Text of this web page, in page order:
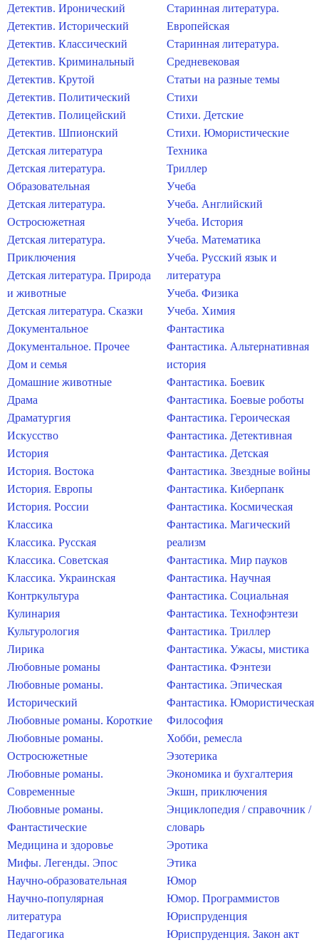
Детектив. Иронический
Детектив. Исторический
Детектив. Классический
Детектив. Криминальный
Детектив. Крутой
Детектив. Политический
Детектив. Полицейский
Детектив. Шпионский
Детская литература
Детская литература.
Образовательная
Детская литература.
Остросюжетная
Детская литература.
Приключения
Детская литература. Природа
и животные
Детская литература. Сказки
Документальное
Документальное. Прочее
Дом и семья
Домашние животные
Драма
Драматургия
Искусство
История
История. Востока
История. Европы
История. России
Классика
Классика. Русская
Классика. Советская
Классика. Украинская
Контркультура
Кулинария
Культурология
Лирика
Любовные романы
Любовные романы.
Исторический
Любовные романы. Короткие
Любовные романы.
Остросюжетные
Любовные романы.
Современные
Любовные романы.
Фантастические
Медицина и здоровье
Мифы. Легенды. Эпос
Научно-образовательная
Научно-популярная
литература
Педагогика
Старинная литература.
Европейская
Старинная литература.
Средневековая
Статьи на разные темы
Стихи
Стихи. Детские
Стихи. Юмористические
Техника
Триллер
Учеба
Учеба. Английский
Учеба. История
Учеба. Математика
Учеба. Русский язык и
литература
Учеба. Физика
Учеба. Химия
Фантастика
Фантастика. Альтернативная
история
Фантастика. Боевик
Фантастика. Боевые роботы
Фантастика. Героическая
Фантастика. Детективная
Фантастика. Детская
Фантастика. Звездные войны
Фантастика. Киберпанк
Фантастика. Космическая
Фантастика. Магический
реализм
Фантастика. Мир пауков
Фантастика. Научная
Фантастика. Социальная
Фантастика. Технофэнтези
Фантастика. Триллер
Фантастика. Ужасы, мистика
Фантастика. Фэнтези
Фантастика. Эпическая
Фантастика. Юмористическая
Философия
Хобби, ремесла
Эзотерика
Экономика и бухгалтерия
Экшн, приключения
Энциклопедия / справочник /
словарь
Эротика
Этика
Юмор
Юмор. Программистов
Юриспруденция
Юриспруденция. Закон акт